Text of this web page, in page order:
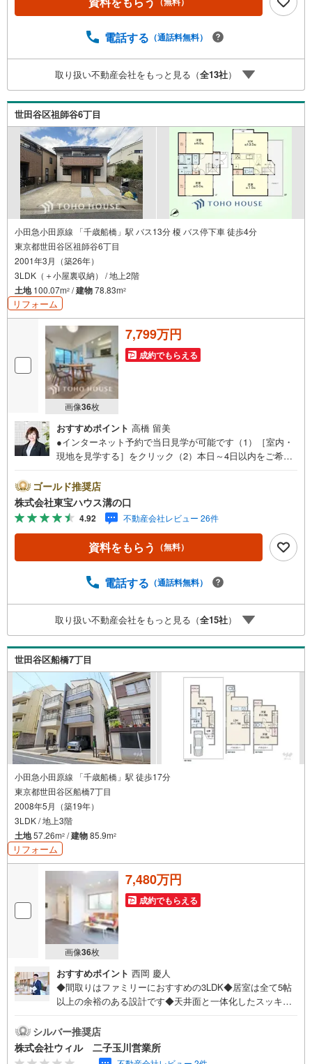
い。※必ずYahoo！ JAPAN IDでログインしてください。※P
客様からのお言葉に感謝してこれからも楽しく素敵なお家
らまずは、お気軽に東宝ハウス溝の口に相談してみません
か？何も決まっていなくて大丈夫！まずはお客様の夢をお
聞かせ下さい！未来の「不安」を「安心」に変える「未来
カレンダー」もご来店時に好評です。スタッフ一同いつで
もお客様のお問合せをお待ちしております。
電話する （通話料無料）
取り扱い不動産会社をもっと見る（全13社）
世田谷区祖師谷6丁目
小田急小田原線 「千歳船橋」駅 バス13分 榎 バス停下車 徒歩4分
東京都世田谷区祖師谷6丁目
2001年3月（築26年）
3LDK（＋小屋裏収納） / 地上2階
土地100.07m2 /建物78.83m2
リフォーム
画像36枚
7,799万円
成約でもらえる
おすすめポイント 高橋 留美
●インターネット予約で当日見学が可能です（1）［室内・
現地を見学する］をクリック（2）本日～4日以内をご希望
い！●10:00～21:00はお電話でのお問い合わせがスムーズで
す。【Yahoo！ 不動産キャンペーン対象店舗】当店で物件
を成約するとPayPayポイントがもらえる「Yahoo！不動産
物件ご成約キャンペーン」の対象になります。「資料をも
らう」「見学予約をする」ボタンからお問い合わせくださ
い。※必ずYahoo！ JAPAN IDでログインしてください。※P
客様からのお言葉に感謝してこれからも楽しく素敵なお家
らまずは、お気軽に東宝ハウス溝の口に相談してみません
か？何も決まっていなくて大丈夫！まずはお客様の夢をお
聞かせ下さい！未来の「不安」を「安心」に変える「未来
カレンダー」もご来店時に好評です。スタッフ一同いつで
もお客様のお問合せをお待ちしております。
ゴールド推奨店
株式会社東宝ハウス溝の口
4.92 不動産会社レビュー 26件
資料をもらう （無料）
電話する （通話料無料）
取り扱い不動産会社をもっと見る（全15社）
世田谷区船橋7丁目
小田急小田原線 「千歳船橋」駅 徒歩17分
東京都世田谷区船橋7丁目
2008年5月（築19年）
3LDK / 地上3階
土地57.26m2 /建物85.9m2
リフォーム
画像36枚
7,480万円
成約でもらえる
おすすめポイント 西岡 慶人
◆間取りはファミリーにおすすめの3LDK◆居室は全て5帖
以上の余裕のある設計です◆天井面と一体化したスッキリ
を演出してくれる対面タイプが採用されています◆LDKは
人目が気になりにくい2階に設けられ、のんびりお過ごしい
ただけます◆来客を一目で確認できるモニター付きインタ
シルバー推奨店
株式会社ウィル 二子玉川営業所